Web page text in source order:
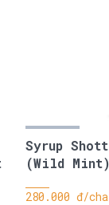
Syrup
(Wild
280.000 đ/